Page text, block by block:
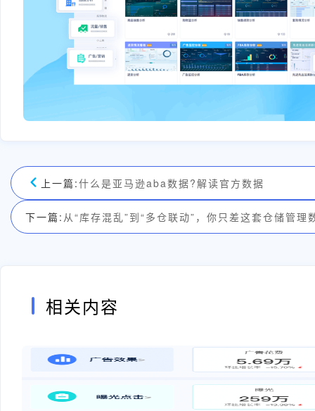
上一篇:什么是亚马逊aba数据?解读官方数据
下一篇: 从“库存混乱”到“多仓联动”，你只差这套仓储管理
相关内容